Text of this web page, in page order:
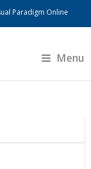
Paradigm Online
Menu